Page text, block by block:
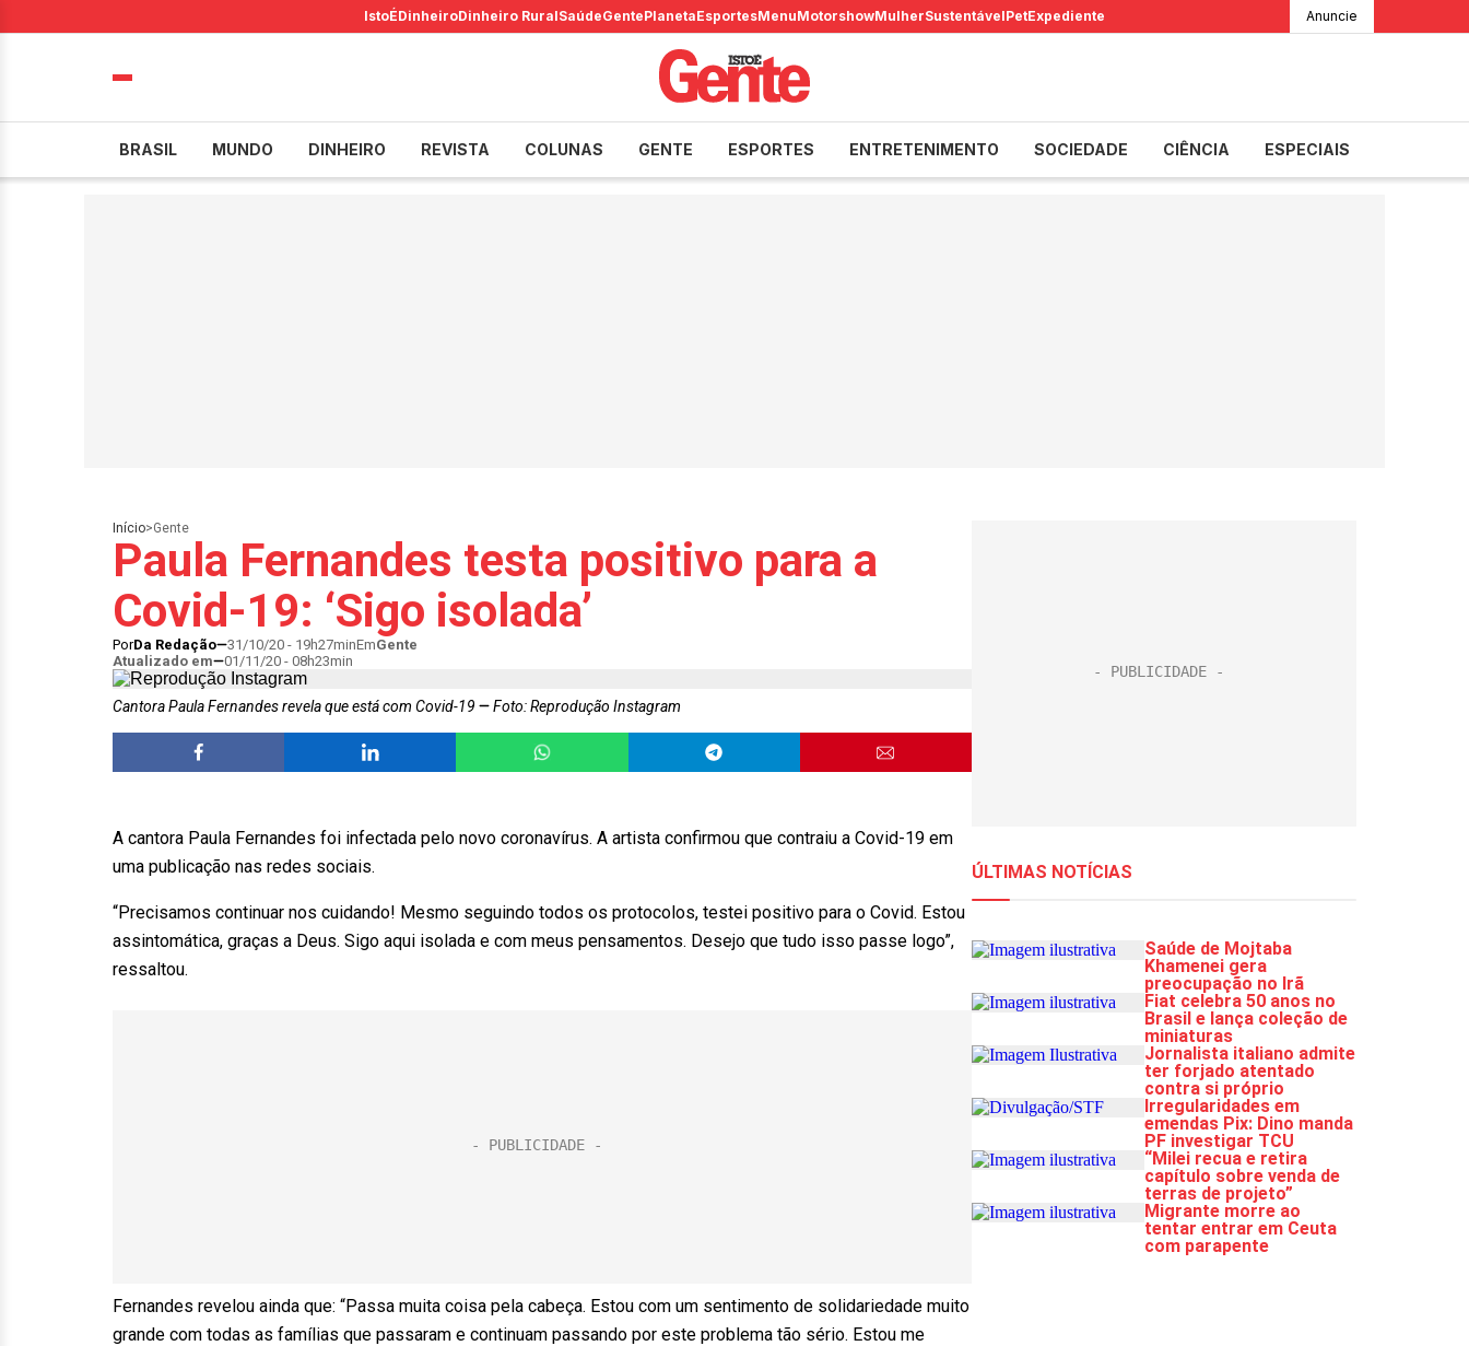
IstoÉDinheiroDinheiro RuralSaúdeGentePlanetaEsportesMenuMotorshowMulherSustentávelPetExpediente Anuncie
BRASIL MUNDO DINHEIRO REVISTA COLUNAS GENTE ESPORTES ENTRETENIMENTO SOCIEDADE CIÊNCIA ESPECIAIS
Início>Gente
Paula Fernandes testa positivo para a
Covid-19: ‘Sigo isolada’
PorDa Redação 31/10/20 - 19h27minEmGente
Atualizado em
01/11/20 - 08h23min
Cantora Paula Fernandes revela que está com Covid-19 Foto: Reprodução Instagram
A cantora Paula Fernandes foi infectada pelo novo coronavírus. A artista confirmou que contraiu a Covid-19 em
uma publicação nas redes sociais.
“Precisamos continuar nos cuidando! Mesmo seguindo todos os protocolos, testei positivo para o Covid. Estou
assintomática, graças a Deus. Sigo aqui isolada e com meus pensamentos. Desejo que tudo isso passe logo”,
ressaltou.
Fernandes revelou ainda que: “Passa muita coisa pela cabeça. Estou com um sentimento de solidariedade muito
grande com todas as famílias que passaram e continuam passando por este problema tão sério. Estou me